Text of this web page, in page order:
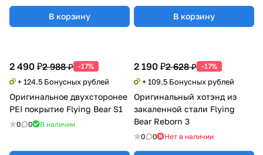
В корзину В корзину
2 490 ₽2 988 ₽ -17%
+ 124.5 Бонусных рублей
Оригинальное двухсторонее
PEI покрытие Flying Bear S1
0 0 В наличии
2 190 ₽2 628 ₽ -17%
+ 109.5 Бонусных рублей
Оригинальный хотэнд из
закаленной стали Flying
Bear Reborn 3
0 0 Нет в наличии